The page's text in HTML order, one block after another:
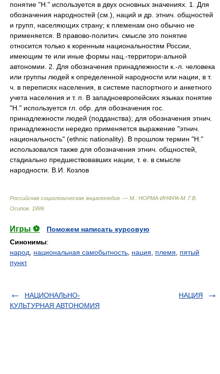
понятие "Н." используется в двух основных значениях. 1. Для
обозначения народностей (см.), наций и др. этнич. общностей
и групп, населяющих страну; к племенам оно обычно не
применяется. В правово-политич. смысле это понятие
относится только к коренным национальностям России,
имеющим те или иные формы нац.-территори-альной
автономии. 2. Для обозначения принадлежности к.-л. человека
или группы людей к определенной народности или нации, в т.
ч. в переписях населения, в системе паспортного и анкетного
учета населения и т. п. В западноевропейских языках понятие
"Н." используется гл. обр. для обозначения гос.
принадлежности людей (подданства); для обозначения этнич.
принадлежности нередко применяется выражение "этнич.
национальность" (ethnic nationality). В прошлом термин "Н."
использовался также для обозначения этнич. общностей,
стадиально предшествовавших нации, т. е. в смысле
народности. В.И. Козлов
Российская социологическая энциклопедия. — М.: НОРМА-ИНФРА-М Г.В.
Осипов 1999
Игры ⚽
Поможем написать курсовую
Синонимы:
народ
национальная самобытность нация племя
пятый
пункт
НАЦИОНАЛЬНО-
КУЛЬТУРНАЯ АВТОНОМИЯ
НАЦИЯ